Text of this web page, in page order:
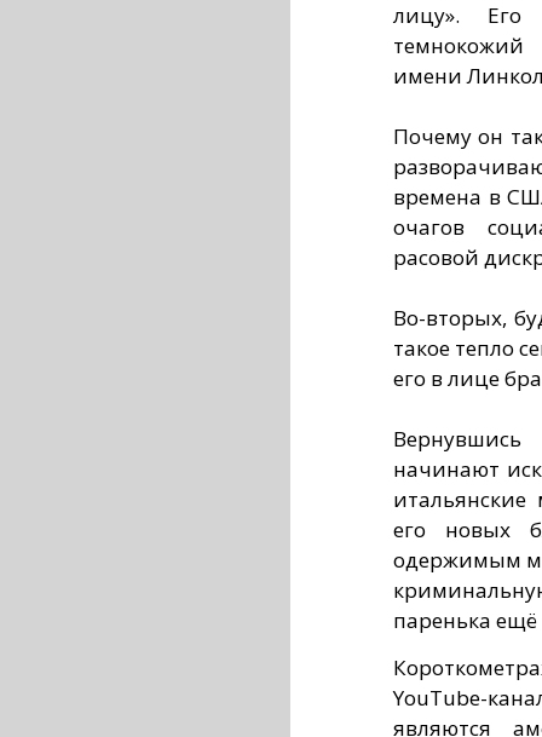
лицу». Его
темнокожий
имени
Почему он
времена в
очагов
расовой
Во-вторых,
такое тепло
его в лице
начинают
его новых
одержимым
паренька ещё
YouTube-
являются